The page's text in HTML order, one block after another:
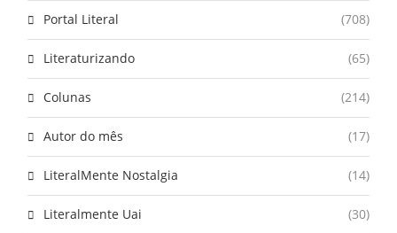
Portal Literal (708)
Literaturizando (65)
Colunas (214)
Autor do mês (17)
LiteralMente Nostalgia (14)
Literalmente Uai (30)